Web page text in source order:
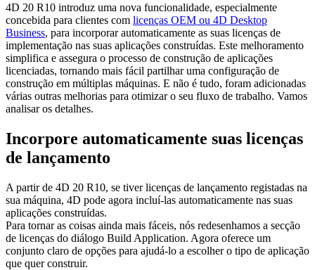
4D 20 R10 introduz uma nova funcionalidade, especialmente
concebida para clientes com licenças OEM ou 4D Desktop
Business, para incorporar automaticamente as suas licenças de
implementação nas suas aplicações construídas. Este melhoramento
simplifica e assegura o processo de construção de aplicações
licenciadas, tornando mais fácil partilhar uma configuração de
construção em múltiplas máquinas. E não é tudo, foram adicionadas
várias outras melhorias para otimizar o seu fluxo de trabalho. Vamos
analisar os detalhes.
Incorpore automaticamente suas licenças
de lançamento
A partir de 4D 20 R10, se tiver licenças de lançamento registadas na
sua máquina, 4D pode agora incluí-las automaticamente nas suas
aplicações construídas.
Para tornar as coisas ainda mais fáceis, nós redesenhamos a secção
de licenças do diálogo Build Application. Agora oferece um
conjunto claro de opções para ajudá-lo a escolher o tipo de aplicação
que quer construir.